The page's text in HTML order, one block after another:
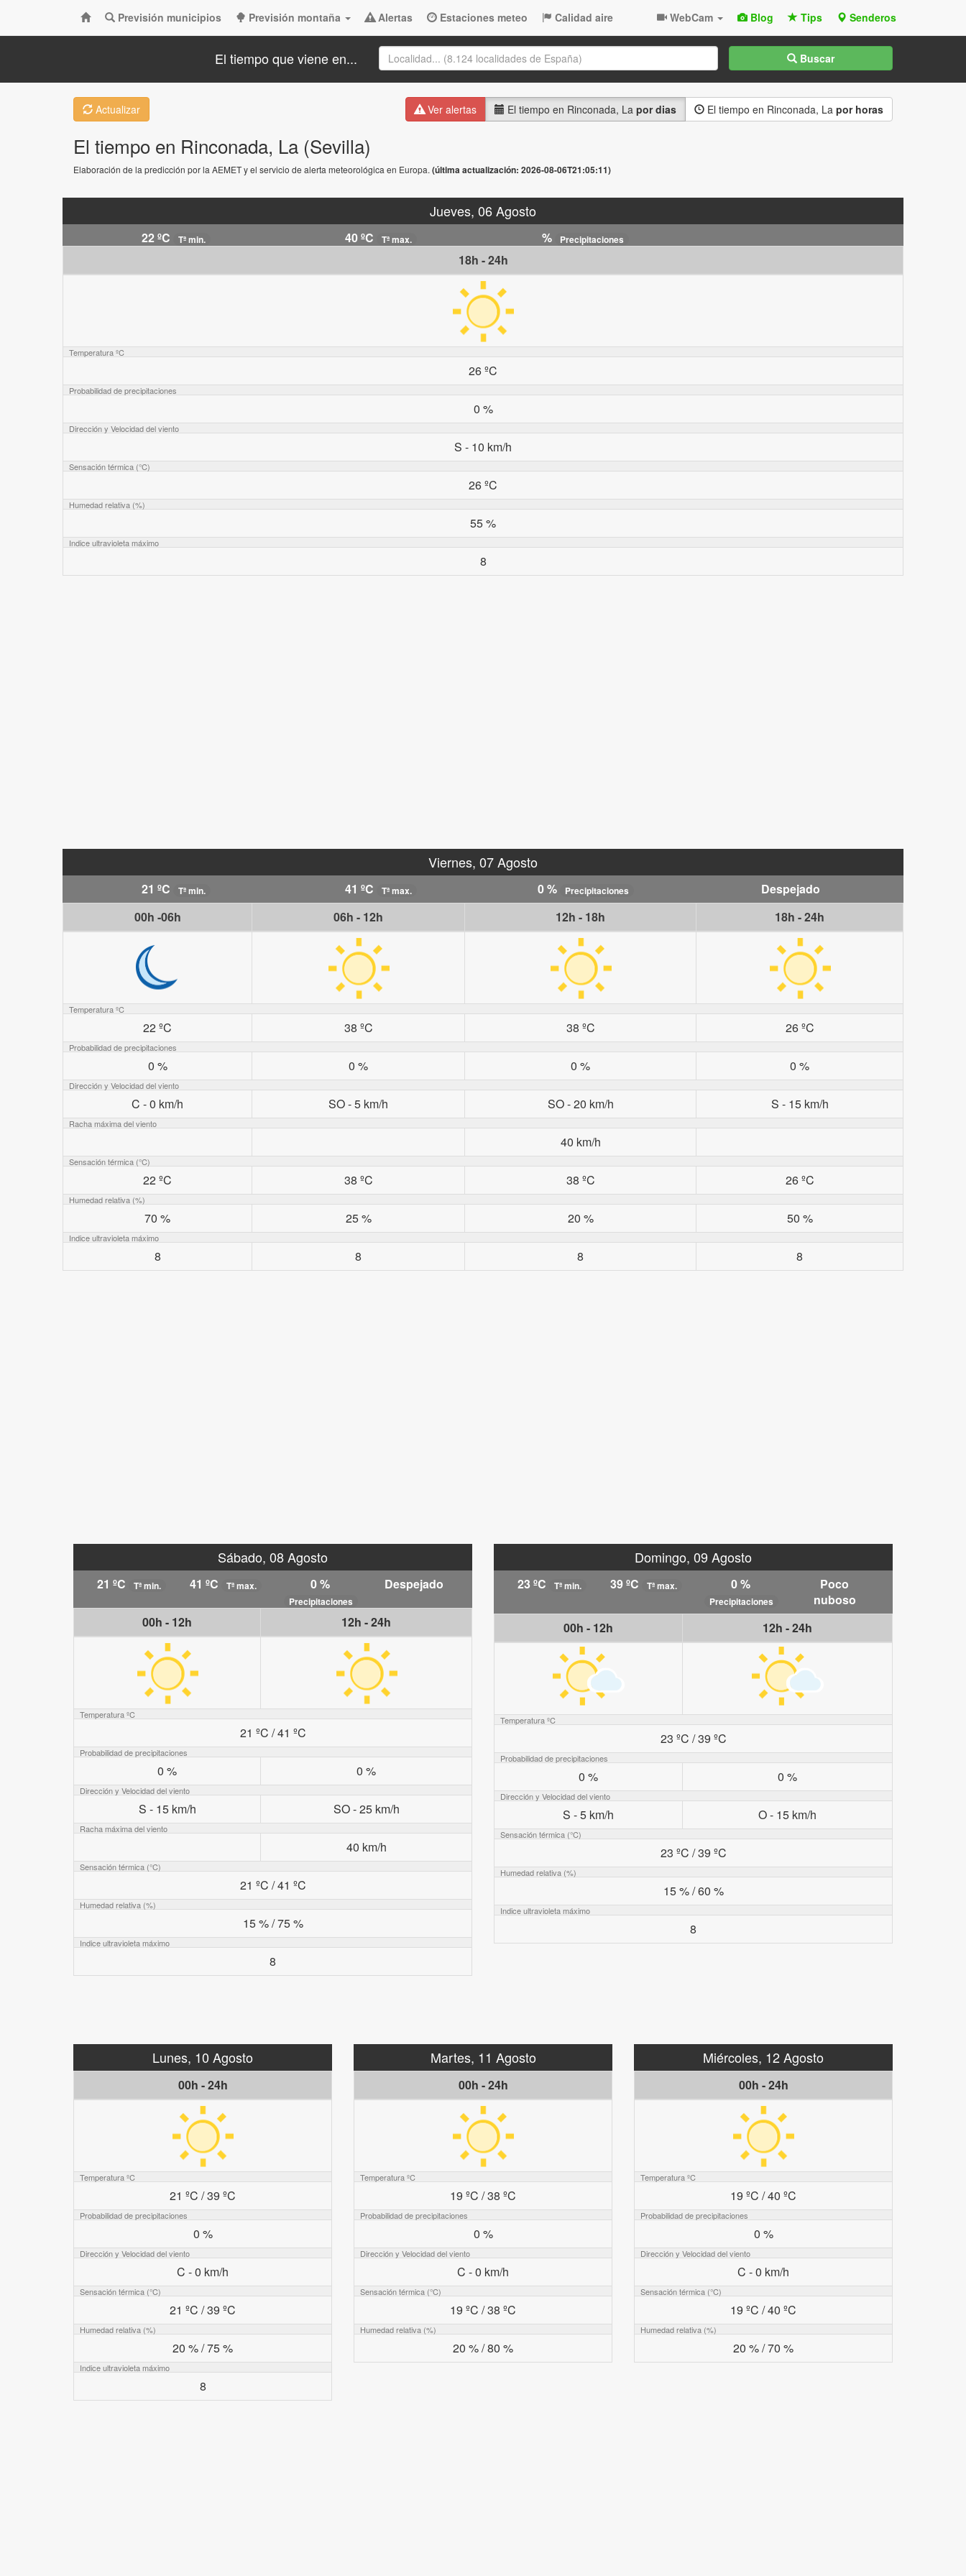
Previsión municipios Previsión montaña Alertas Estaciones meteo Calidad aire WebCam Blog Tips Senderos
El tiempo que viene en... Buscar
Actualizar Ver alertas El tiempo en Rinconada, La por dias El tiempo en Rinconada, La por horas
El tiempo en Rinconada, La (Sevilla)
Elaboración de la predicción por la AEMET y el servicio de alerta meteorológica en Europa. (última actualización: 2026-08-06T21:05:11)
Jueves, 06 Agosto
22 ºC Tª min. 40 ºC Tª max. % Precipitaciones
18h - 24h
Temperatura ºC
26 ºC
Probabilidad de precipitaciones
0 %
Dirección y Velocidad del viento
S - 10 km/h
Sensación térmica (°C)
26 ºC
Humedad relativa (%)
55 %
Indice ultravioleta máximo
8
Viernes, 07 Agosto
21 ºC Tª min. 41 ºC Tª max. 0 % Precipitaciones
Despejado
00h -06h
06h - 12h 12h - 18h 18h - 24h
Temperatura ºC
22 ºC 38 ºC 38 ºC 26 ºC
Probabilidad de precipitaciones
0 % 0 % 0 % 0 %
Dirección y Velocidad del viento
C - 0 km/h SO - 5 km/h SO - 20 km/h S - 15 km/h
Racha máxima del viento
40 km/h
Sensación térmica (°C)
22 ºC 38 ºC 38 ºC 26 ºC
Humedad relativa (%)
70 % 25 % 20 % 50 %
Indice ultravioleta máximo
8 8 8 8
Sábado, 08 Agosto
21 ºC Tª min. 41 ºC Tª max. 0 %
Precipitaciones
Despejado
00h - 12h 12h - 24h
Temperatura ºC
21 ºC / 41 ºC
Probabilidad de precipitaciones
0 % 0 %
Dirección y Velocidad del viento
S - 15 km/h SO - 25 km/h
Racha máxima del viento
40 km/h
Sensación térmica (°C)
21 ºC / 41 ºC
Humedad relativa (%)
15 % / 75 %
Indice ultravioleta máximo
8
Domingo, 09 Agosto
23 ºC Tª min. 39 ºC Tª max. 0 %
Precipitaciones
Poco
nuboso
00h - 12h
12h - 24h
Temperatura ºC
23 ºC / 39 ºC
Probabilidad de precipitaciones
0 % 0 %
Dirección y Velocidad del viento
S - 5 km/h O - 15 km/h
Sensación térmica (°C)
23 ºC / 39 ºC
Humedad relativa (%)
15 % / 60 %
Indice ultravioleta máximo
8
Lunes, 10 Agosto
00h - 24h
Temperatura ºC
21 ºC / 39 ºC
Probabilidad de precipitaciones
0 %
Dirección y Velocidad del viento
C - 0 km/h
Sensación térmica (°C)
21 ºC / 39 ºC
Humedad relativa (%)
20 % / 75 %
Indice ultravioleta máximo
8
Martes, 11 Agosto
00h - 24h
Temperatura ºC
19 ºC / 38 ºC
Probabilidad de precipitaciones
0 %
Dirección y Velocidad del viento
C - 0 km/h
Sensación térmica (°C)
19 ºC / 38 ºC
Humedad relativa (%)
20 % / 80 %
Miércoles, 12 Agosto
00h - 24h
Temperatura ºC
19 ºC / 40 ºC
Probabilidad de precipitaciones
0 %
Dirección y Velocidad del viento
C - 0 km/h
Sensación térmica (°C)
19 ºC / 40 ºC
Humedad relativa (%)
20 % / 70 %